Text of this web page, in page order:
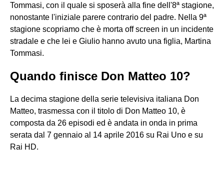
Tommasi, con il quale si sposerà alla fine dell'8ª stagione,
nonostante l'iniziale parere contrario del padre. Nella 9ª
stagione scopriamo che è morta off screen in un incidente
stradale e che lei e Giulio hanno avuto una figlia, Martina
Tommasi.
Quando finisce Don Matteo 10?
La decima stagione della serie televisiva italiana Don
Matteo, trasmessa con il titolo di Don Matteo 10, è
composta da 26 episodi ed è andata in onda in prima
serata dal 7 gennaio al 14 aprile 2016 su Rai Uno e su
Rai HD.